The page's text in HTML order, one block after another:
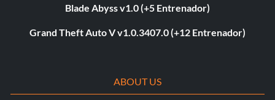
Blade Abyss v1.0 (+5 Entrenador)
Grand Theft Auto V v1.0.3407.0 (+12 Entrenador)
ABOUT US